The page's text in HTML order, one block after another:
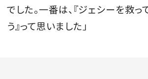
でした。一番は、『ジェシーを救っ
う』って思いました」